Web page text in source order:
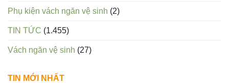
Phụ kiện vách ngăn vệ sinh (2)
TIN TỨC (1.455)
Vách ngăn vệ sinh (27)
TIN MỚI NHẤT